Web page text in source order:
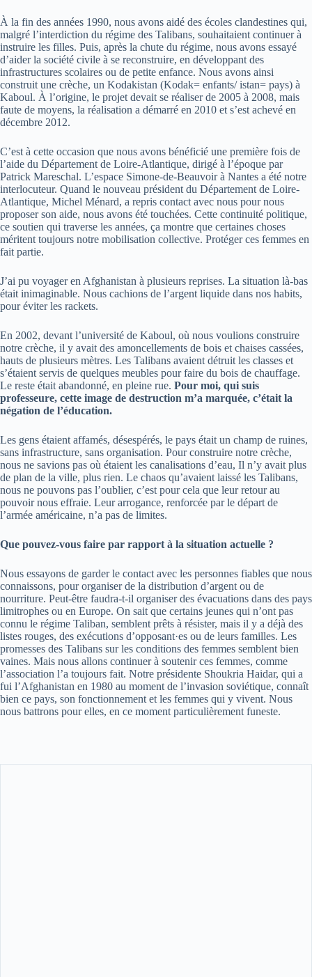
À la fin des années 1990, nous avons aidé des écoles clandestines qui,
malgré l’interdiction du régime des Talibans, souhaitaient continuer à
instruire les filles. Puis, après la chute du régime, nous avons essayé
d’aider la société civile à se reconstruire, en développant des
infrastructures scolaires ou de petite enfance. Nous avons ainsi
construit une crèche, un Kodakistan (Kodak= enfants/ istan= pays) à
Kaboul. À l’origine, le projet devait se réaliser de 2005 à 2008, mais
faute de moyens, la réalisation a démarré en 2010 et s’est achevé en
décembre 2012.
C’est à cette occasion que nous avons bénéficié une première fois de
l’aide du Département de Loire-Atlantique, dirigé à l’époque par
Patrick Mareschal. L’espace Simone-de-Beauvoir à Nantes a été notre
interlocuteur. Quand le nouveau président du Département de Loire-
Atlantique, Michel Ménard, a repris contact avec nous pour nous
proposer son aide, nous avons été touchées. Cette continuité politique,
ce soutien qui traverse les années, ça montre que certaines choses
méritent toujours notre mobilisation collective. Protéger ces femmes en
fait partie.
J’ai pu voyager en Afghanistan à plusieurs reprises. La situation là-bas
était inimaginable. Nous cachions de l’argent liquide dans nos habits,
pour éviter les rackets.
En 2002, devant l’université de Kaboul, où nous voulions construire
notre crèche, il y avait des amoncellements de bois et chaises cassées,
hauts de plusieurs mètres. Les Talibans avaient détruit les classes et
s’étaient servis de quelques meubles pour faire du bois de chauffage.
Le reste était abandonné, en pleine rue. Pour moi, qui suis
professeure, cette image de destruction m’a marquée, c’était la
négation de l’éducation.
Les gens étaient affamés, désespérés, le pays était un champ de ruines,
sans infrastructure, sans organisation. Pour construire notre crèche,
nous ne savions pas où étaient les canalisations d’eau, Il n’y avait plus
de plan de la ville, plus rien. Le chaos qu’avaient laissé les Talibans,
nous ne pouvons pas l’oublier, c’est pour cela que leur retour au
pouvoir nous effraie. Leur arrogance, renforcée par le départ de
l’armée américaine, n’a pas de limites.
Que pouvez-vous faire par rapport à la situation actuelle ?
Nous essayons de garder le contact avec les personnes fiables que nous
connaissons, pour organiser de la distribution d’argent ou de
nourriture. Peut-être faudra-t-il organiser des évacuations dans des pays
limitrophes ou en Europe. On sait que certains jeunes qui n’ont pas
connu le régime Taliban, semblent prêts à résister, mais il y a déjà des
listes rouges, des exécutions d’opposant·es ou de leurs familles. Les
promesses des Talibans sur les conditions des femmes semblent bien
vaines. Mais nous allons continuer à soutenir ces femmes, comme
l’association l’a toujours fait. Notre présidente Shoukria Haidar, qui a
fui l’Afghanistan en 1980 au moment de l’invasion soviétique, connaît
bien ce pays, son fonctionnement et les femmes qui y vivent. Nous
nous battrons pour elles, en ce moment particulièrement funeste.